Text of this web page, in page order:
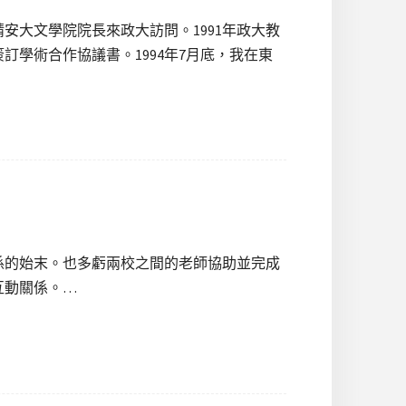
大文學院院長來政大訪問。1991年政大教
學術合作協議書。1994年7月底，我在東
始末。也多虧兩校之間的老師協助並完成
動關係。…